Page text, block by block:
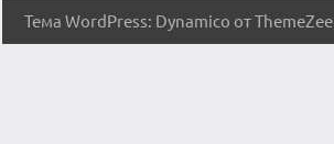
Тема WordPress: Dynamico от ThemeZee.